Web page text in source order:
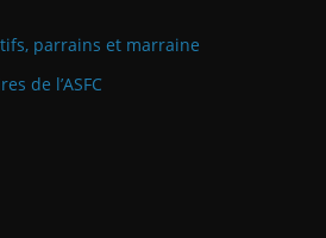
parrains et marraine
de l’ASFC